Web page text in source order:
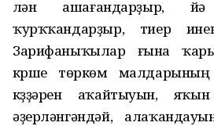
үлән ашағандарҙыр, йә
ҡурҡҡандарҙыр, тиер
Зарифаныҡылар ғына
күрше төркөм
күҙҙәрен аҡайтыуын,
әҙерләнгәндәй,